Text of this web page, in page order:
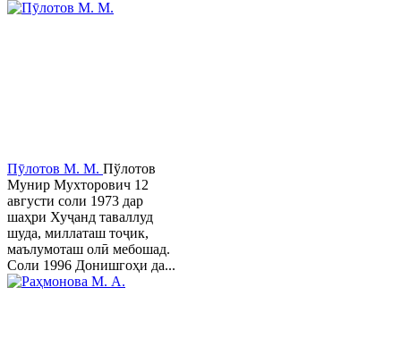
Пӯлотов М. М. Пўлотов
Мунир Мухторович 12
августи соли 1973 дар
шаҳри Хуҷанд таваллуд
шуда, миллаташ тоҷик,
маълумоташ олӣ мебошад.
Соли 1996 Донишгоҳи да...